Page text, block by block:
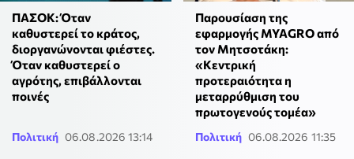
ΠΑΣΟΚ: Όταν
καθυστερεί το κράτος,
διοργανώνονται φιέστες.
Όταν καθυστερεί ο
αγρότης, επιβάλλονται
ποινές
Πολιτική 06.08.2026 13:14
Παρουσίαση της
εφαρμογής MYAGRO από
τον Μητσοτάκη:
«Κεντρική
προτεραιότητα η
μεταρρύθμιση του
πρωτογενούς τομέα»
Πολιτική 06.08.2026 11:35